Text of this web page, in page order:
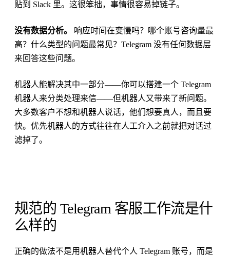
贴到 Slack 里。这很笨拙，事情很容易掉链子。
没有数据分析。
响应时间在变慢吗？哪个账号咨询量最
高？什么类型的问题最常见？Telegram 没有任何数据层
来回答这些问题。
机器人能解决其中一部分——你可以搭建一个 Telegram
机器人来分类处理来信——但机器人又带来了新问题。
大多数客户不想和机器人说话，他们想要真人，而且要
快。优先机器人的方式往往在人工介入之前就把对话过
滤掉了。
规范的 Telegram 客服工作流是什
么样的
正确的做法不是用机器人替代个人 Telegram 账号，而是